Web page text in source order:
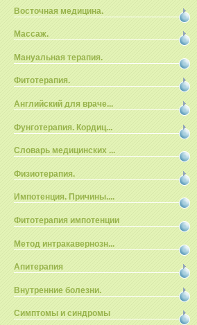
Восточная медицина.
Массаж.
Мануальная терапия.
Фитотерапия.
Английский для враче...
Фунготерапия. Кордиц...
Словарь медицинских ...
Физиотерапия.
Импотенция. Причины....
Фитотерапия импотенции
Метод интракавернозн...
Апитерапия
Внутренние болезни.
Симптомы и синдромы